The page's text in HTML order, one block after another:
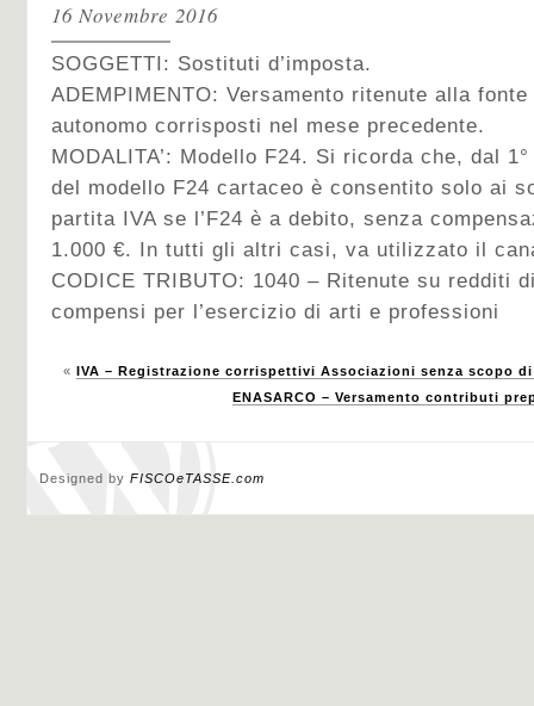
16 Novembre 2016
SOGGETTI: Sostituti d’imposta.
ADEMPIMENTO: Versamento ritenute alla
autonomo corrisposti nel mese precedente.
MODALITA’: Modello F24. Si ricorda che, dal
del modello F24 cartaceo è consentito solo ai
partita IVA se l’F24 è a debito, senza
1.000 €. In tutti gli altri casi, va utilizzato il
CODICE TRIBUTO: 1040 – Ritenute su redditi
compensi per l’esercizio di arti e professioni
« IVA – Registrazione corrispettivi Associazioni senza scopo
ENASARCO – Versamento contributi
Designed by FISCOeTASSE.com